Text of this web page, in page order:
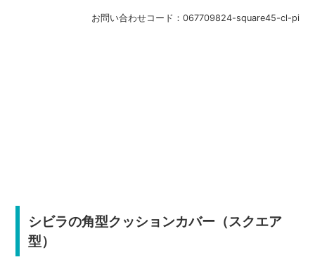
お問い合わせコード： 067709824-square45-cl-pi
シビラの角型クッションカバー（スクエア
型）